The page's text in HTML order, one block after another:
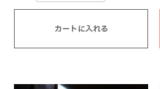
カートに入れる